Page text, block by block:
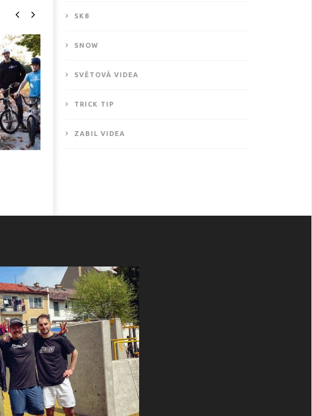
9.2.2016
SK8
SNOW
SVĚTOVÁ VIDEA
TRICK TIP
ZABIL VIDEA